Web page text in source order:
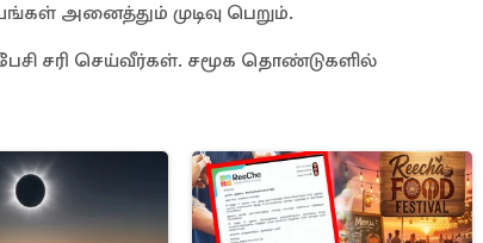
அனைத்தும் முடிவு பெறும்.
சரி செய்வீர்கள். சமூக தொண்டுகளில்